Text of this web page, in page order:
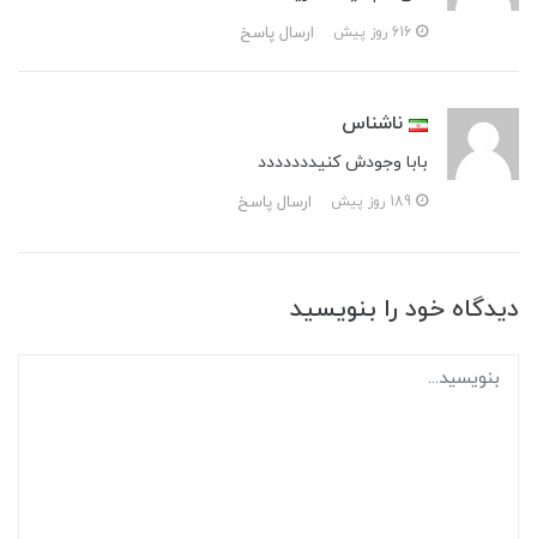
ارسال پاسخ
ناشناس
بابا وجودش کنیددددددد
ارسال پاسخ
دیدگاه خود را بنویسید